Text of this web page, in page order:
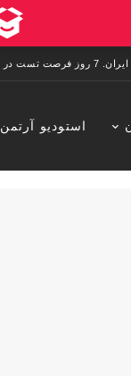
پس از فروش.
استودیو آرتمن